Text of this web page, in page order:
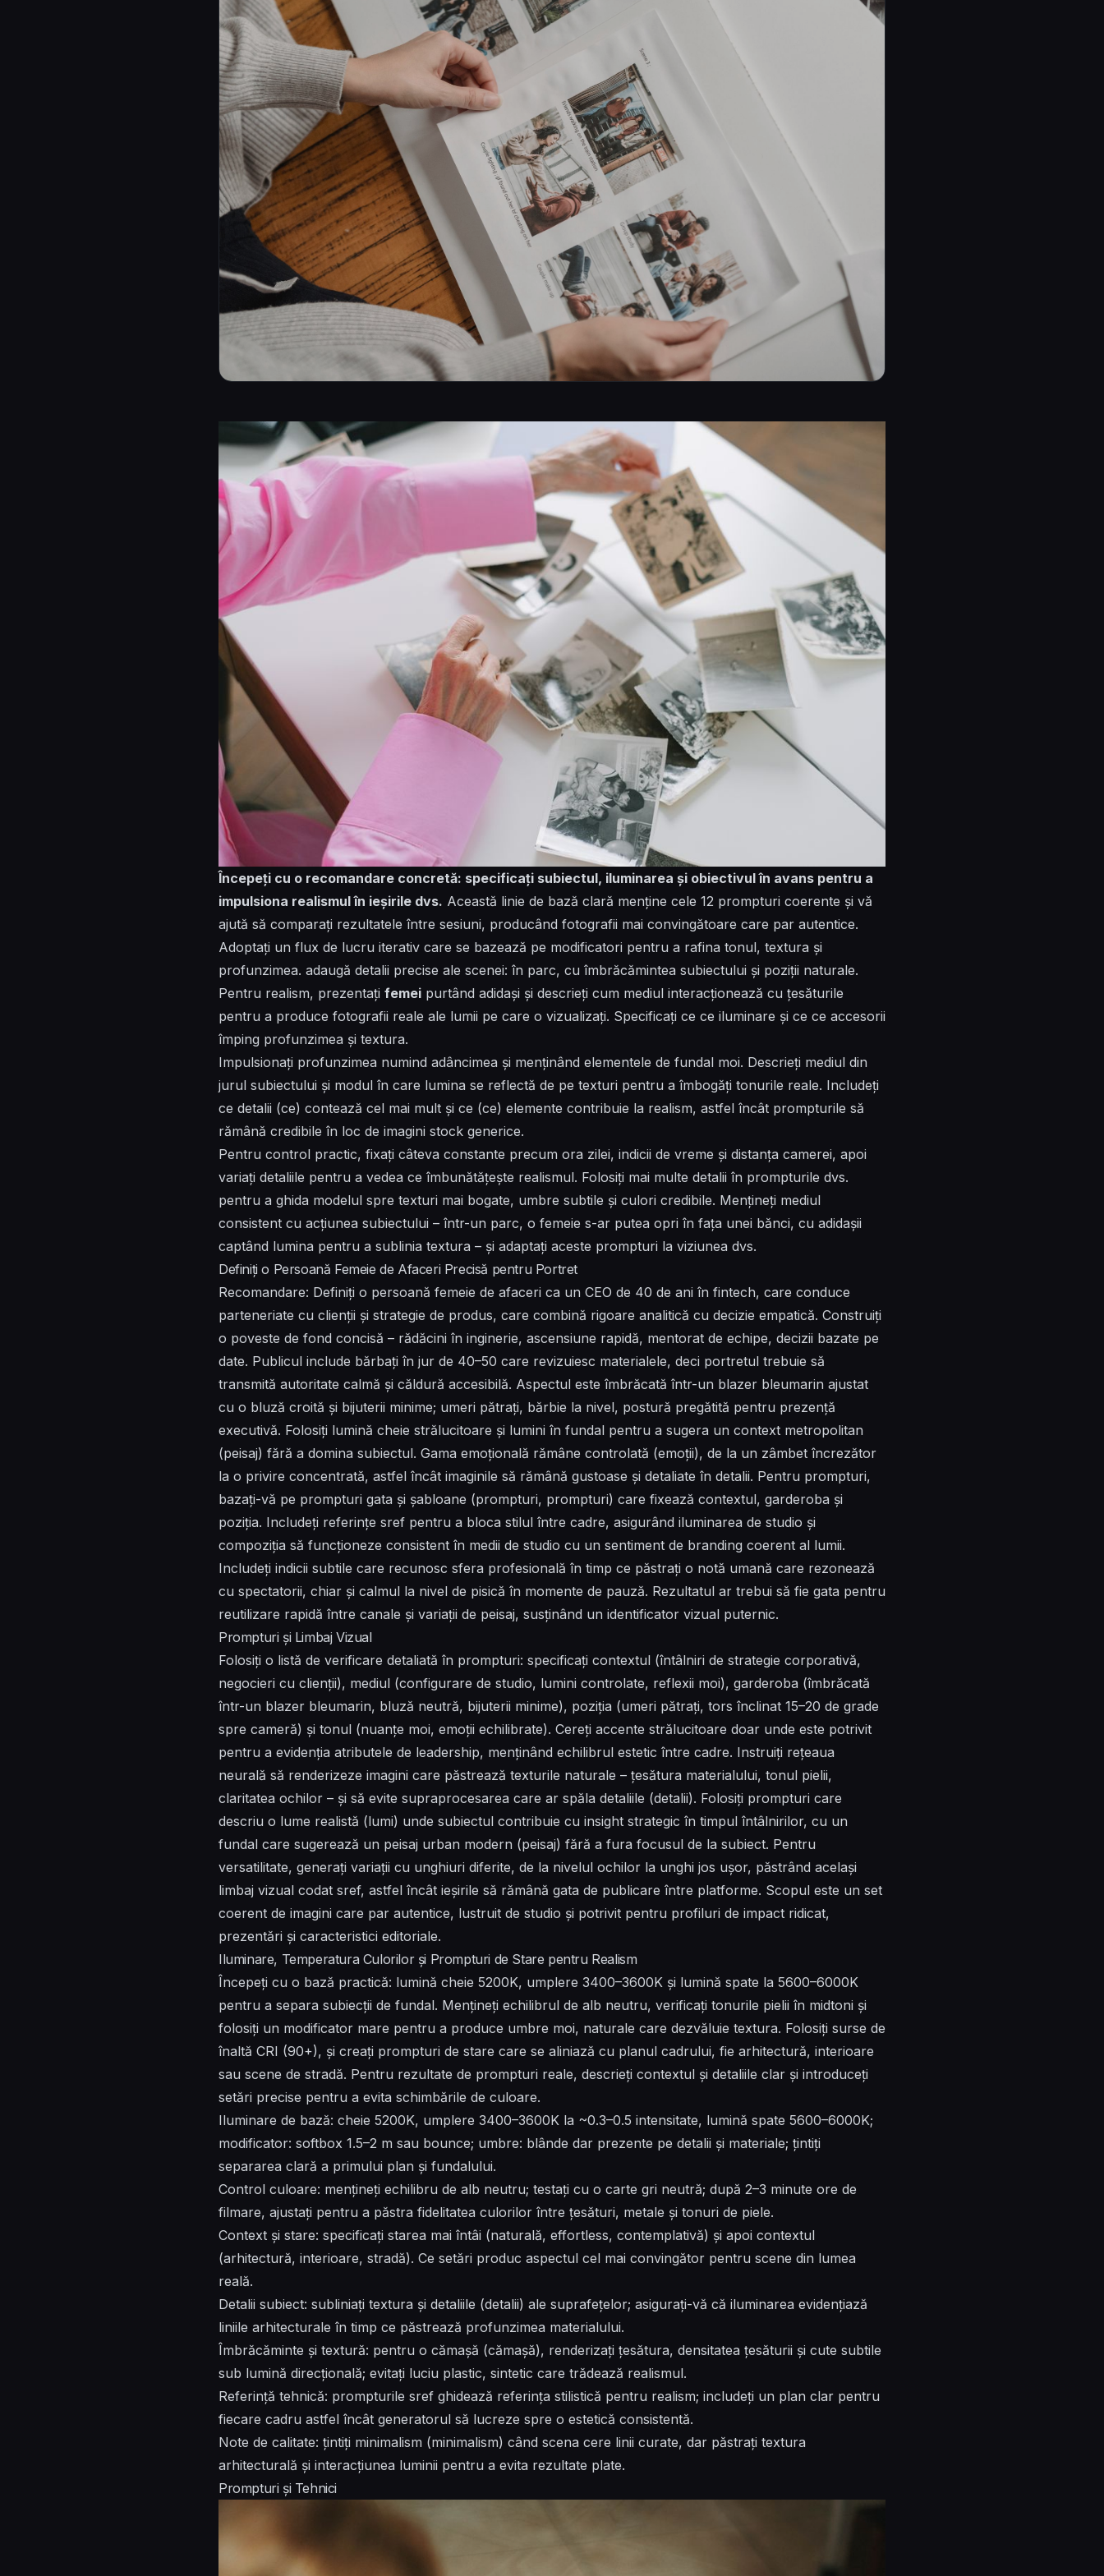
Începeți cu o recomandare concretă: specificați subiectul, iluminarea și obiectivul în avans pentru a
impulsiona realismul în ieșirile dvs. Această linie de bază clară menține cele 12 prompturi coerente și vă
ajută să comparați rezultatele între sesiuni, producând fotografii mai convingătoare care par autentice.
Adoptați un flux de lucru iterativ care se bazează pe modificatori pentru a rafina tonul, textura și
profunzimea. adaugă detalii precise ale scenei: în parc, cu îmbrăcămintea subiectului și poziții naturale.
Pentru realism, prezentați femei purtând adidași și descrieți cum mediul interacționează cu țesăturile
pentru a produce fotografii reale ale lumii pe care o vizualizați. Specificați ce ce iluminare și ce ce accesorii
împing profunzimea și textura.
Impulsionați profunzimea numind adâncimea și menținând elementele de fundal moi. Descrieți mediul din
jurul subiectului și modul în care lumina se reflectă de pe texturi pentru a îmbogăți tonurile reale. Includeți
ce detalii (ce) contează cel mai mult și ce (ce) elemente contribuie la realism, astfel încât prompturile să
rămână credibile în loc de imagini stock generice.
Pentru control practic, fixați câteva constante precum ora zilei, indicii de vreme și distanța camerei, apoi
variați detaliile pentru a vedea ce îmbunătățește realismul. Folosiți mai multe detalii în prompturile dvs.
pentru a ghida modelul spre texturi mai bogate, umbre subtile și culori credibile. Mențineți mediul
consistent cu acțiunea subiectului – într-un parc, o femeie s-ar putea opri în fața unei bănci, cu adidașii
captând lumina pentru a sublinia textura – și adaptați aceste prompturi la viziunea dvs.
Definiți o Persoană Femeie de Afaceri Precisă pentru Portret
Recomandare: Definiți o persoană femeie de afaceri ca un CEO de 40 de ani în fintech, care conduce
parteneriate cu clienții și strategie de produs, care combină rigoare analitică cu decizie empatică. Construiți
o poveste de fond concisă – rădăcini în inginerie, ascensiune rapidă, mentorat de echipe, decizii bazate pe
date. Publicul include bărbați în jur de 40–50 care revizuiesc materialele, deci portretul trebuie să
transmită autoritate calmă și căldură accesibilă. Aspectul este îmbrăcată într-un blazer bleumarin ajustat
cu o bluză croită și bijuterii minime; umeri pătrați, bărbie la nivel, postură pregătită pentru prezență
executivă. Folosiți lumină cheie strălucitoare și lumini în fundal pentru a sugera un context metropolitan
(peisaj) fără a domina subiectul. Gama emoțională rămâne controlată (emoții), de la un zâmbet încrezător
la o privire concentrată, astfel încât imaginile să rămână gustoase și detaliate în detalii. Pentru prompturi,
bazați-vă pe prompturi gata și șabloane (prompturi, prompturi) care fixează contextul, garderoba și
poziția. Includeți referințe sref pentru a bloca stilul între cadre, asigurând iluminarea de studio și
compoziția să funcționeze consistent în medii de studio cu un sentiment de branding coerent al lumii.
Includeți indicii subtile care recunosc sfera profesională în timp ce păstrați o notă umană care rezonează
cu spectatorii, chiar și calmul la nivel de pisică în momente de pauză. Rezultatul ar trebui să fie gata pentru
reutilizare rapidă între canale și variații de peisaj, susținând un identificator vizual puternic.
Prompturi și Limbaj Vizual
Folosiți o listă de verificare detaliată în prompturi: specificați contextul (întâlniri de strategie corporativă,
negocieri cu clienții), mediul (configurare de studio, lumini controlate, reflexii moi), garderoba (îmbrăcată
într-un blazer bleumarin, bluză neutră, bijuterii minime), poziția (umeri pătrați, tors înclinat 15–20 de grade
spre cameră) și tonul (nuanțe moi, emoții echilibrate). Cereți accente strălucitoare doar unde este potrivit
pentru a evidenția atributele de leadership, menținând echilibrul estetic între cadre. Instruiți rețeaua
neurală să renderizeze imagini care păstrează texturile naturale – țesătura materialului, tonul pielii,
claritatea ochilor – și să evite supraprocesarea care ar spăla detaliile (detalii). Folosiți prompturi care
descriu o lume realistă (lumi) unde subiectul contribuie cu insight strategic în timpul întâlnirilor, cu un
fundal care sugerează un peisaj urban modern (peisaj) fără a fura focusul de la subiect. Pentru
versatilitate, generați variații cu unghiuri diferite, de la nivelul ochilor la unghi jos ușor, păstrând același
limbaj vizual codat sref, astfel încât ieșirile să rămână gata de publicare între platforme. Scopul este un set
coerent de imagini care par autentice, lustruit de studio și potrivit pentru profiluri de impact ridicat,
prezentări și caracteristici editoriale.
Iluminare, Temperatura Culorilor și Prompturi de Stare pentru Realism
Începeți cu o bază practică: lumină cheie 5200K, umplere 3400–3600K și lumină spate la 5600–6000K
pentru a separa subiecții de fundal. Mențineți echilibrul de alb neutru, verificați tonurile pielii în midtoni și
folosiți un modificator mare pentru a produce umbre moi, naturale care dezvăluie textura. Folosiți surse de
înaltă CRI (90+), și creați prompturi de stare care se aliniază cu planul cadrului, fie arhitectură, interioare
sau scene de stradă. Pentru rezultate de prompturi reale, descrieți contextul și detaliile clar și introduceți
setări precise pentru a evita schimbările de culoare.
Iluminare de bază: cheie 5200K, umplere 3400–3600K la ~0.3–0.5 intensitate, lumină spate 5600–6000K;
modificator: softbox 1.5–2 m sau bounce; umbre: blânde dar prezente pe detalii și materiale; țintiți
separarea clară a primului plan și fundalului.
Control culoare: mențineți echilibru de alb neutru; testați cu o carte gri neutră; după 2–3 minute ore de
filmare, ajustați pentru a păstra fidelitatea culorilor între țesături, metale și tonuri de piele.
Context și stare: specificați starea mai întâi (naturală, effortless, contemplativă) și apoi contextul
(arhitectură, interioare, stradă). Ce setări produc aspectul cel mai convingător pentru scene din lumea
reală.
Detalii subiect: subliniați textura și detaliile (detalii) ale suprafețelor; asigurați-vă că iluminarea evidențiază
liniile arhitecturale în timp ce păstrează profunzimea materialului.
Îmbrăcăminte și textură: pentru o cămașă (cămașă), renderizați țesătura, densitatea țesăturii și cute subtile
sub lumină direcțională; evitați luciu plastic, sintetic care trădează realismul.
Referință tehnică: prompturile sref ghidează referința stilistică pentru realism; includeți un plan clar pentru
fiecare cadru astfel încât generatorul să lucreze spre o estetică consistentă.
Note de calitate: țintiți minimalism (minimalism) când scena cere linii curate, dar păstrați textura
arhitecturală și interacțiunea luminii pentru a evita rezultate plate.
Prompturi și Tehnici